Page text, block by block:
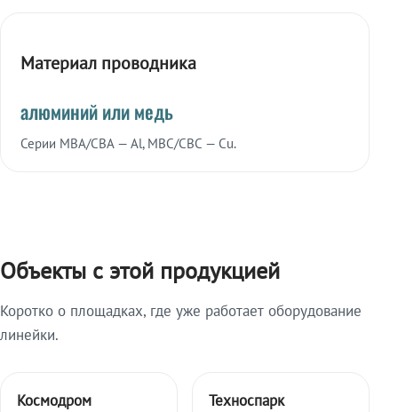
Материал проводника
алюминий или медь
Серии МВА/СВА — Al, МВС/СВС — Cu.
Объекты с этой продукцией
Коротко о площадках, где уже работает оборудование
линейки.
Космодром
Техноспарк